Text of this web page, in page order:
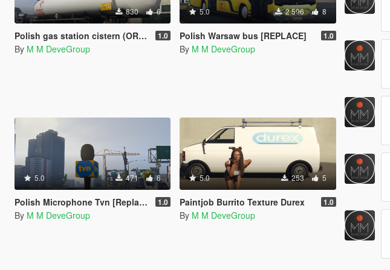
830 6
Polish gas station cistern (ORLEN) [Paint job] 1.0
By M M DeveGroup
5.0 2 596 8
Polish Warsaw bus [REPLACE] 1.0
By M M DeveGroup
5.0 471 6
Polish Microphone Tvn [Replace] 1.0
By M M DeveGroup
5.0 253 5
Paintjob Burrito Texture Durex 1.0
By M M DeveGroup